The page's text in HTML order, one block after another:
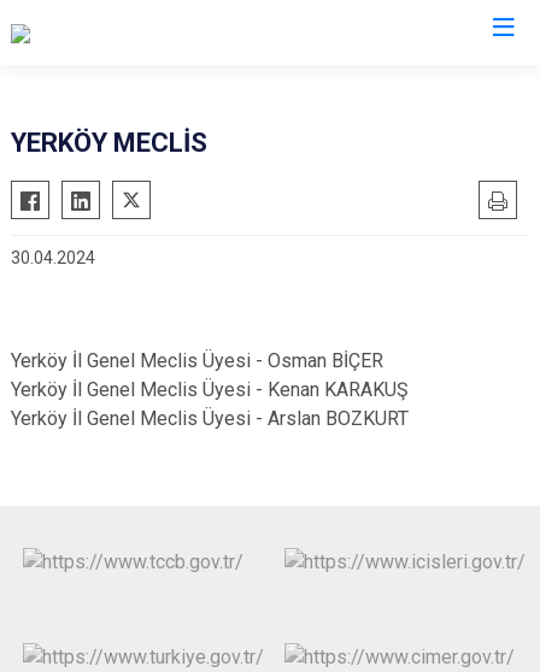
YERKÖY MECLİS
30.04.2024
Yerköy İl Genel Meclis Üyesi - Osman BİÇER
Yerköy İl Genel Meclis Üyesi - Kenan KARAKUŞ
Yerköy İl Genel Meclis Üyesi - Arslan BOZKURT